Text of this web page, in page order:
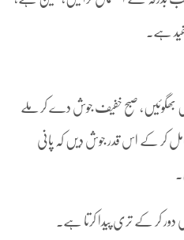
ہے۔
بھگوئیں، صبح خفیف جوش دے کر ملے
شامل کر کے اس قدر جوش دیں کہ پانی
دور کر کے تری پیدا کرتا ہے۔